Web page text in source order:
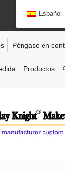
Póngase en
Productos
Español